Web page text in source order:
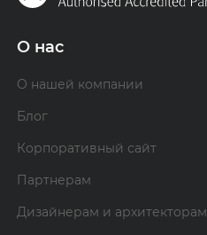
О нас
О нашей компании
Блог
Корпоративный сайт
Партнерам
Дизайнерам и архитекторам